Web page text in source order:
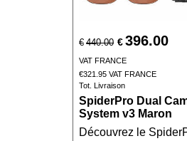
€ 440.00 €396.00
VAT FRANCE
€321.95 VAT FRANCE
Tot. Livraison
SpiderPro Dual
System v3 Maron
Découvrez le